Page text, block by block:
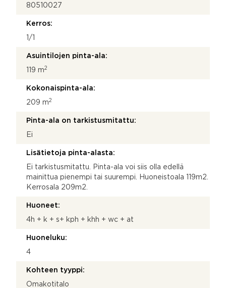
80510027
Kerros:
1/1
Asuintilojen pinta-ala:
119 m2
Kokonaispinta-ala:
209 m2
Pinta-ala on tarkistusmitattu:
Ei
Lisätietoja pinta-alasta:
Ei tarkistusmitattu. Pinta-ala voi siis olla edellä
mainittua pienempi tai suurempi. Huoneistoala 119m2.
Kerrosala 209m2.
Huoneet:
4h + k + s+ kph + khh + wc + at
Huoneluku:
4
Kohteen tyyppi:
Omakotitalo